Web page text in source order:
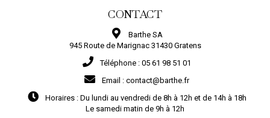
CONTACT
Barthe SA
945 Route de Marignac 31430 Gratens
Téléphone : 05 61 98 51 01
Email : contact@barthe.fr
Horaires : Du lundi au vendredi de 8h à 12h et de 14h à 18h
Le samedi matin de 9h à 12h